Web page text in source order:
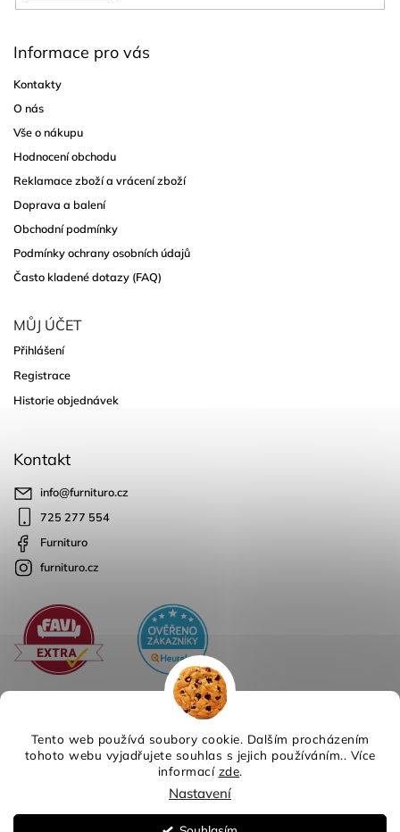
Tento web používá soubory cookie. Dalším procházením
tohoto webu vyjadřujete souhlas s jejich používáním.. Více
informací zde.
Nastavení
Informace pro vás
Kontakty
O nás
Vše o nákupu
Hodnocení obchodu
Reklamace zboží a vrácení zboží
Doprava a balení
Obchodní podmínky
Podmínky ochrany osobních údajů
Často kladené dotazy (FAQ)
MŮJ ÚČET
Přihlášení
Registrace
Historie objednávek
Kontakt
info@furnituro.cz
725 277 554
Furnituro
furnituro.cz
Furnituro . Všechna práva vyhrazena.